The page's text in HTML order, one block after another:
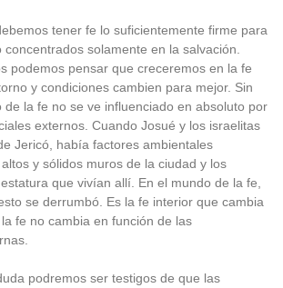
tener fe lo suficientemente firme para
solamente en la salvación.
podemos pensar que creceremos en la fe
y condiciones cambien para mejor. Sin
de la fe no se ve influenciado en absoluto por
externos. Cuando Josué y los israelitas
Jericó, había factores ambientales
y sólidos muros de la ciudad y los
que vivían allí. En el mundo de la fe,
se derrumbó. Es la fe interior que cambia
fe no cambia en función de las
podremos ser testigos de que las